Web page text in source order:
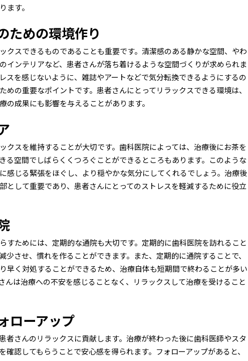
ます。
ための環境作り
クスできるものであることも重要です。清潔感のある静かな空間、やわ
インテリアなど、患者さんが落ち着けるような空間づくりが求められま
スを感じないように、雑誌やアートなどで気分転換できるようにするの
めの重要なポイントです。患者さんにとってリラックスできる環境は、
の成果にも影響を与えることがあります。
クスを維持することが大切です。歯科医院によっては、治療後にお茶を
る空間でしばらくくつろぐことができるところもあります。このような
感じる緊張をほぐし、より穏やかな気分にしてくれるでしょう。治療後
として重要であり、患者さんにとってのストレスを軽減するために役立
すためには、定期的な通院も大切です。定期的に歯科医院を訪れること
少させ、慣れを作ることができます。また、定期的に通院することで、
早く対処することができるため、治療自体も短期間で終わることが多い
んは治療への不安を感じることなく、リラックスして治療を受けること
ローアップ
者さんのリラックスに貢献します。治療が終わった後に歯科医師やスタ
確認してもらうことで安心感を得られます。フォローアップがあると、